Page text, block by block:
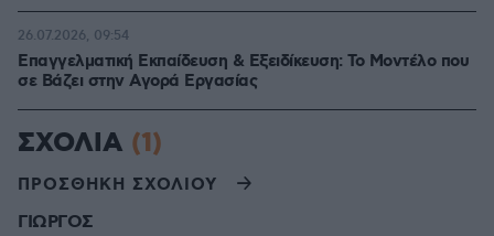
Επαγγελματική Εκπαίδευση & Εξειδίκευση: Το Mοντέλο που
σε Bάζει στην Aγορά Eργασίας
26.07.2026, 09:54
ΣΧΟΛΙΑ (1)
ΠΡΟΣΘΗΚΗ ΣΧΟΛΙΟΥ
ΓΙΩΡΓΟΣ